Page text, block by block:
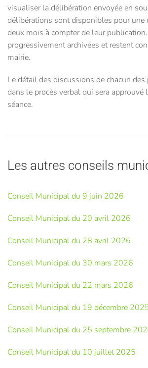
visualiser la délibération envoyée en
délibérations sont disponibles pour une
deux mois à compter de leur
progressivement archivées et restent
mairie.
Le détail des discussions de chacun
dans le procès verbal qui sera approuvé
séance.
Les autres conseils
Conseil Municipal du 9 juin 2026
Conseil Municipal du 20 avril 2026
Conseil Municipal du 28 avril 2026
Conseil Municipal du 30 mars 2026
Conseil Municipal du 22 mars 2026
Conseil Municipal du 19 décembre
Conseil Municipal du 25 septembre
Conseil Municipal du 10 juillet 2025